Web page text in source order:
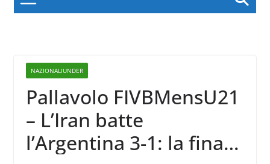
NAZIONALIUNDER
Pallavolo FIVBMensU21
– L’Iran batte
l’Argentina 3-1: la finale